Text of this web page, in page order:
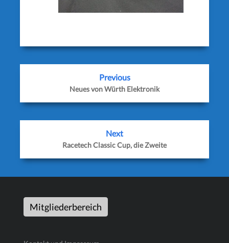
Previous
Neues von Würth Elektronik
Next
Racetech Classic Cup, die Zweite
Mitgliederbereich